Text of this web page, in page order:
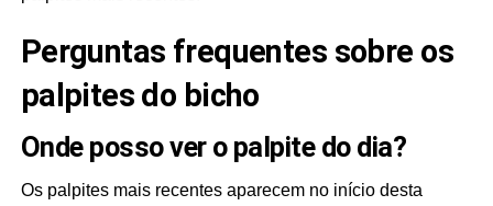
Perguntas frequentes sobre os
palpites do bicho
Onde posso ver o palpite do dia?
Os palpites mais recentes aparecem no início desta